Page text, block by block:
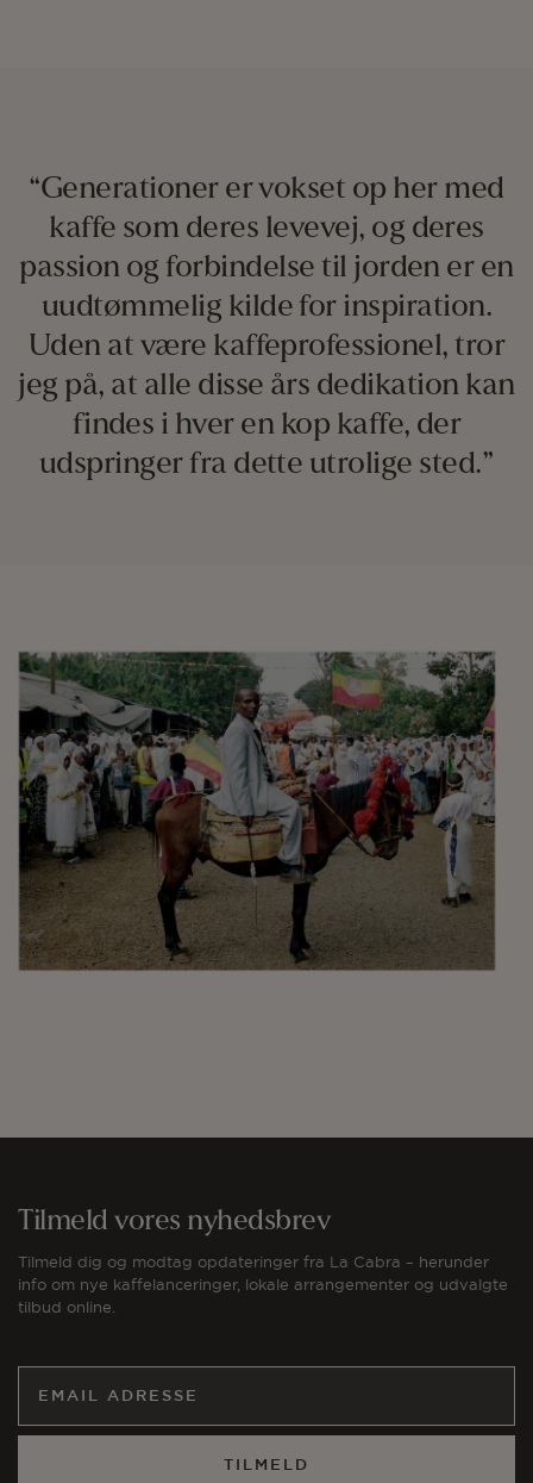
“Generationer er vokset op her med
kaffe som deres levevej, og deres
passion og forbindelse til jorden er en
uudtømmelig kilde for inspiration.
Uden at være kaffeprofessionel, tror
jeg på, at alle disse års dedikation kan
findes i hver en kop kaffe, der
udspringer fra dette utrolige sted.”
Tilmeld vores nyhedsbrev
Tilmeld dig og modtag opdateringer fra La Cabra – herunder
info om nye kaffelanceringer, lokale arrangementer og udvalgte
tilbud online.
TILMELD